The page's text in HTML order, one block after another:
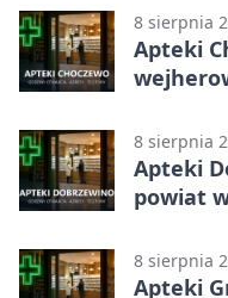
8 sierpnia
Apteki
8 sierpnia
Apteki
powiat
8 sierpnia
Apteki